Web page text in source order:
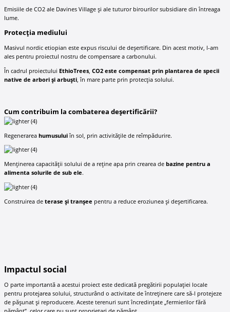
Emisiile de CO2 ale Davines Village și ale tuturor birourilor subsidiare din întreaga
lume.
Protecția mediului
Masivul nordic etiopian este expus riscului de deșertificare. Din acest motiv, l-am
ales pentru proiectul nostru de compensare a carbonului.
În cadrul proiectului EthioTrees CO2 este compensat prin plantarea de specii
native de arbori și arbuști , în mare parte prin protecția solului.
Cum contribuim la combaterea deșertificării?
Regenerarea humusuluiîn sol, prin activitățile de reîmpădurire.
Menținerea capacității solului de a reține apa prin crearea de bazine pentru a
alimenta solurile de sub ele.
Construirea de terase și tranșee pentru a reduce eroziunea și deșertificarea.
Impactul social
O parte importantă a acestui proiect este dedicată pregătirii populației locale
pentru protejarea solului, structurând o activitate de întreținere care să-l protejeze
de pășunat și reproducere. Aceste terenuri sunt încredințate „fermierilor fără